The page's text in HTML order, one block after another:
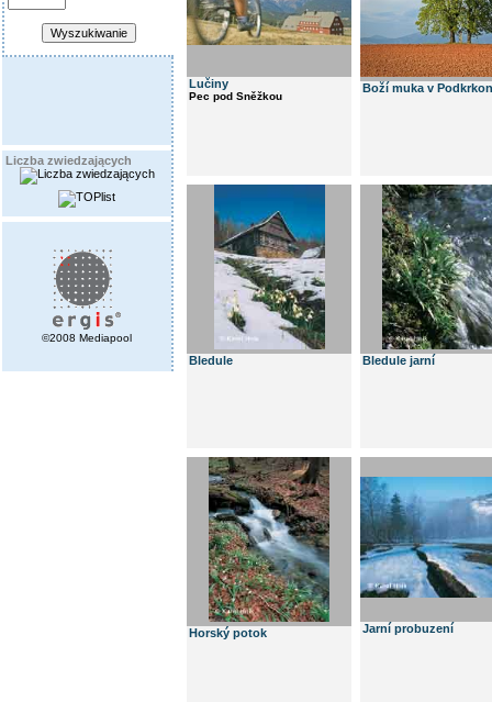
Liczba zwiedzających
©2008 Mediapool
Lučiny
Pec pod Sněžkou
Boží muka v
Bledule Bledule jarní
Horský potok Jarní probuzení